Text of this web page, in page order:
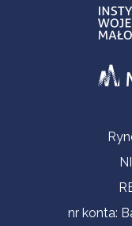
Informacje
nr konta: